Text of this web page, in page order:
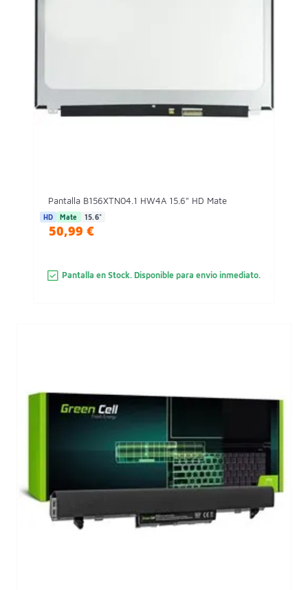
Pantalla B156XTN04.1 HW4A 15.6" HD Mate
HD Mate 15.6"
50,99 €
Pantalla en Stock. Disponible para envio inmediato.